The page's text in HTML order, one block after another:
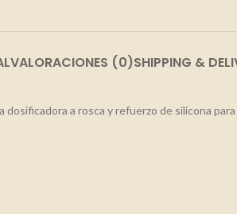
VALORACIONES (0)SHIPPING &
a rosca y refuerzo de silicona